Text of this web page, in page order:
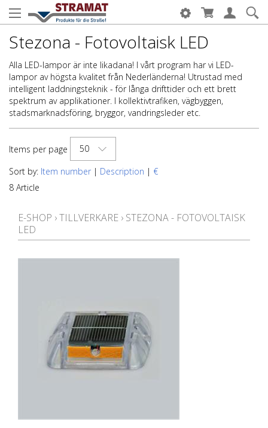
Stezona - Fotovoltaisk LED
Alla LED-lampor är inte likadana! I vårt program har vi LED-
lampor av högsta kvalitet från Nederländerna! Utrustad med
intelligent laddningsteknik - för långa drifttider och ett brett
spektrum av applikationer. I kollektivtrafiken, vägbyggen,
stadsmarknadsföring, bryggor, vandringsleder etc.
Items per page
50
Sort by: Item number | Description | €
8 Article
E-SHOP ›TILLVERKARE › STEZONA - FOTOVOLTAISK
LED